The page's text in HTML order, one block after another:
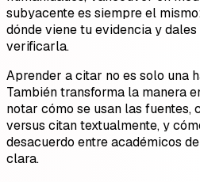
subyacente es siempre el
dónde viene tu evidencia y
verificarla.
Aprender a citar no es solo una
También transforma la manera
notar cómo se usan las fuentes,
versus citan textualmente, y
desacuerdo entre académicos
clara.